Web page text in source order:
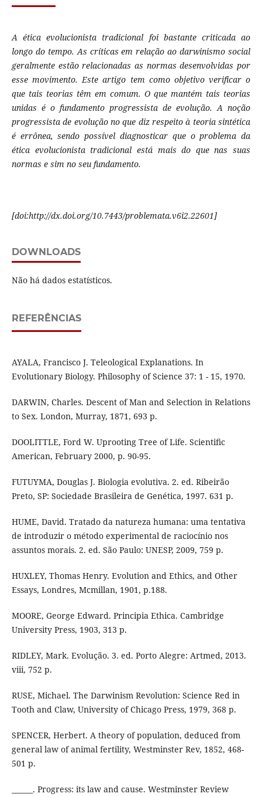
A ética evolucionista tradicional foi bastante criticada ao
longo do tempo. As críticas em relação ao darwinismo social
geralmente estão relacionadas as normas desenvolvidas por
esse movimento. Este artigo tem como objetivo verificar o
que tais teorias têm em comum. O que mantém tais teorias
unidas é o fundamento progressista de evolução. A noção
progressista de evolução no que diz respeito à teoria sintética
é errônea, sendo possível diagnosticar que o problema da
ética evolucionista tradicional está mais do que nas suas
normas e sim no seu fundamento.
[doi:http://dx.doi.org/10.7443/problemata.v6i2.22601]
DOWNLOADS
Não há dados estatísticos.
REFERÊNCIAS
AYALA, Francisco J. Teleological Explanations. In
Evolutionary Biology. Philosophy of Science 37: 1 - 15, 1970.
DARWIN, Charles. Descent of Man and Selection in Relations
to Sex. London, Murray, 1871, 693 p.
DOOLITTLE, Ford W. Uprooting Tree of Life. Scientiﬁc
American, February 2000, p. 90-95.
FUTUYMA, Douglas J. Biologia evolutiva. 2. ed. Ribeirão
Preto, SP: Sociedade Brasileira de Genética, 1997. 631 p.
HUME, David. Tratado da natureza humana: uma tentativa
de introduzir o método experimental de raciocínio nos
assuntos morais. 2. ed. São Paulo: UNESP, 2009, 759 p.
HUXLEY, Thomas Henry. Evolution and Ethics, and Other
Essays, Londres, Mcmillan, 1901, p.188.
MOORE, George Edward. Principia Ethica. Cambridge
University Press, 1903, 313 p.
RIDLEY, Mark. Evolução. 3. ed. Porto Alegre: Artmed, 2013.
viii, 752 p.
RUSE, Michael. The Darwinism Revolution: Science Red in
Tooth and Claw, University of Chicago Press, 1979, 368 p.
SPENCER, Herbert. A theory of population, deduced from
general law of animal fertility, Westminster Rev, 1852, 468-
501 p.
______. Progress: its law and cause. Westminster Review